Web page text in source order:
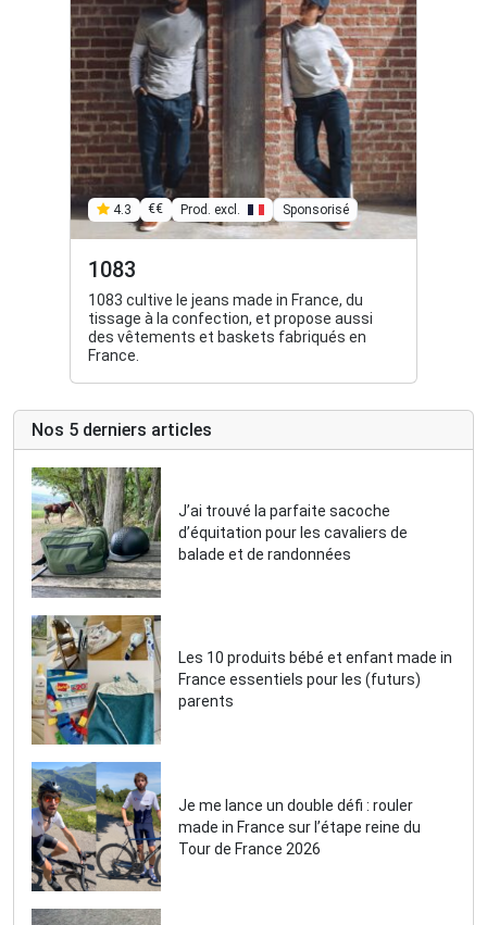
4.3 €€ Prod. excl. Sponsorisé
1083
1083 cultive le jeans made in France, du
tissage à la confection, et propose aussi
des vêtements et baskets fabriqués en
France.
Nos 5 derniers articles
J’ai trouvé la parfaite sacoche
d’équitation pour les cavaliers de
balade et de randonnées
Les 10 produits bébé et enfant made in
France essentiels pour les (futurs)
parents
Je me lance un double défi : rouler
made in France sur l’étape reine du
Tour de France 2026